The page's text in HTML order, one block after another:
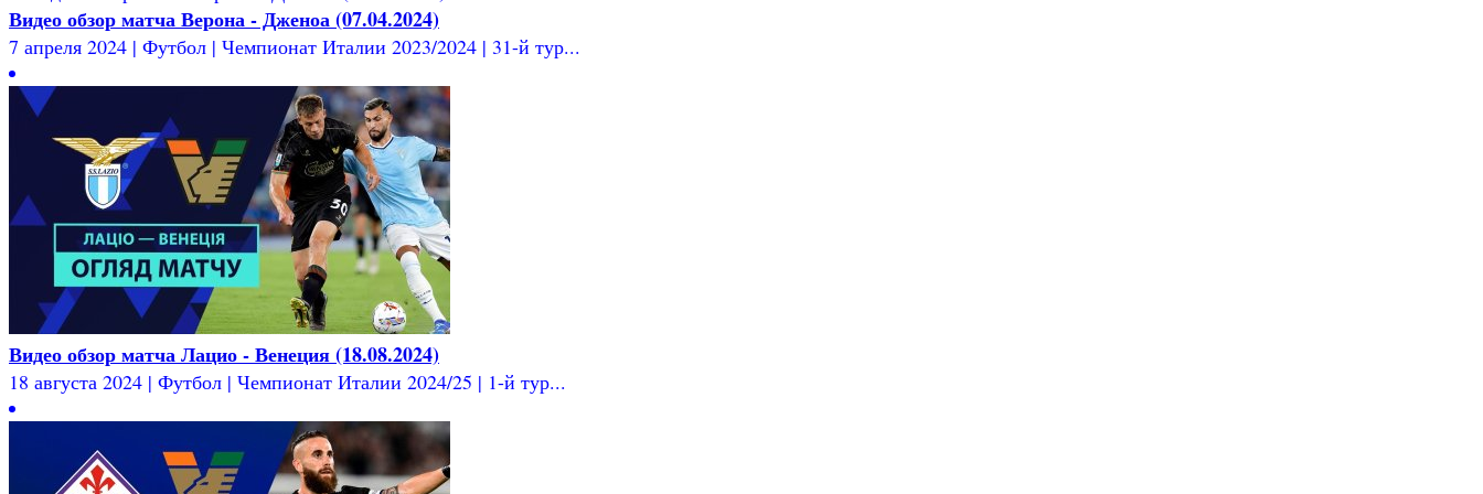
Видео обзор матча Верона - Дженоа (07.04.2024)
7 апреля 2024 | Футбол | Чемпионат Италии 2023/2024 | 31-й тур...
Видео обзор матча Лацио - Венеция (18.08.2024)
18 августа 2024 | Футбол | Чемпионат Италии 2024/25 | 1-й тур...